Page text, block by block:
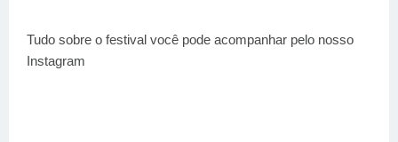
Tudo sobre o festival você pode acompanhar pelo nosso
Instagram